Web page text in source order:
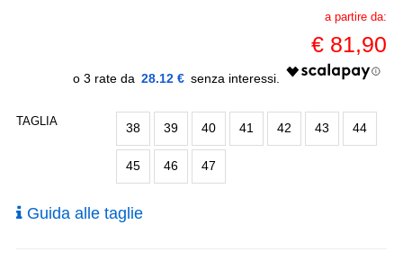
a partire da:
€ 81,90
28.12 €
TAGLIA 38 39 40 41 42 43 44
45 46 47
Guida alle taglie